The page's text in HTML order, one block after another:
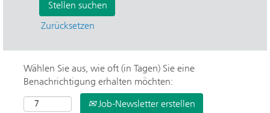
Zurücksetzen
Wählen Sie aus, wie oft (in Tagen) Sie eine
Benachrichtigung erhalten möchten:
Job-Newsletter erstellen